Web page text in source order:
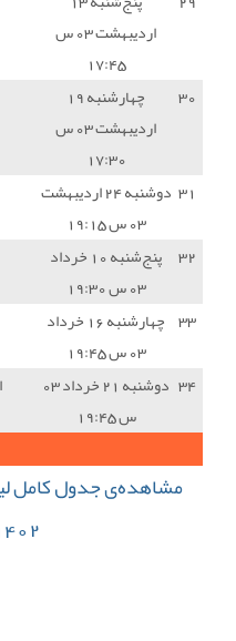
ملاثانی استقلال ملاثانی
دریا بابل
ملاثانی استقلال ملاثانی
ملاثانی استقلال ملاثانی
آریو اسلامشهر
دسته یک کشور در فصل